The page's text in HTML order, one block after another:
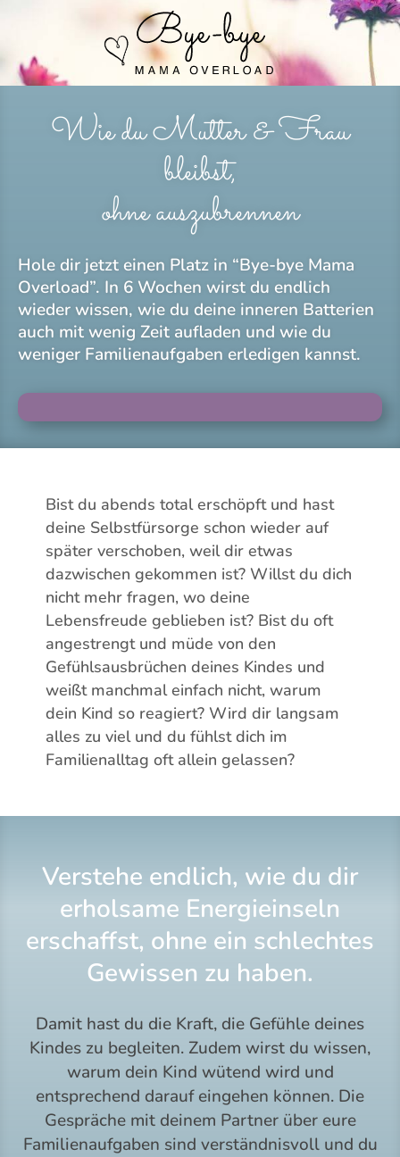
Wie du Mutter & Frau
bleibst,
ohne auszubrennen
Hole dir jetzt einen Platz in “Bye-bye Mama
Overload”. In 6 Wochen wirst du endlich
wieder wissen, wie du deine inneren Batterien
auch mit wenig Zeit aufladen und wie du
weniger Familienaufgaben erledigen kannst.
Bist du abends total erschöpft und hast
deine Selbstfürsorge schon wieder auf
später verschoben, weil dir etwas
dazwischen gekommen ist? Willst du dich
nicht mehr fragen, wo deine
Lebensfreude geblieben ist? Bist du oft
angestrengt und müde von den
Gefühlsausbrüchen deines Kindes und
weißt manchmal einfach nicht, warum
dein Kind so reagiert? Wird dir langsam
alles zu viel und du fühlst dich im
Familienalltag oft allein gelassen?
Verstehe endlich, wie du dir
erholsame Energieinseln
erschaffst, ohne ein schlechtes
Gewissen zu haben.
Damit hast du die Kraft, die Gefühle deines
Kindes zu begleiten. Zudem wirst du wissen,
warum dein Kind wütend wird und
entsprechend darauf eingehen können. Die
Gespräche mit deinem Partner über eure
Familienaufgaben sind verständnisvoll und du